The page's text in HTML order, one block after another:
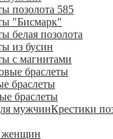
позолота 585
"Бисмарк"
белая позолота
из бусин
с магнитами
браслеты
браслеты
браслеты
мужчинКрестики
женщин